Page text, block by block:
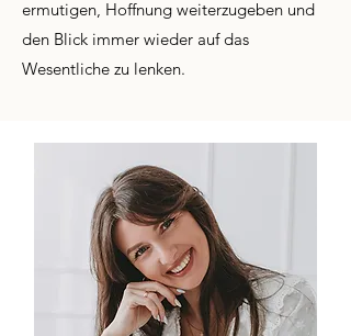
ermutigen, Hoffnung weiterzugeben und
den Blick immer wieder auf das
Wesentliche zu lenken.